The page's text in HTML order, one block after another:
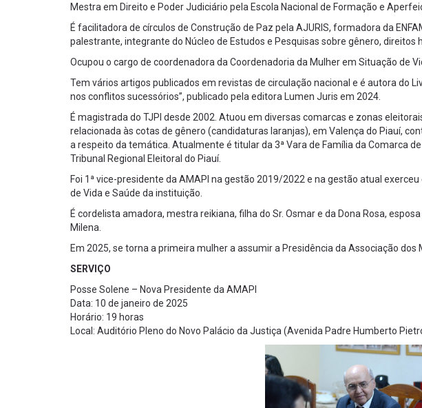
Mestra em Direito e Poder Judiciário pela Escola Nacional de Formação e
É facilitadora de círculos de Construção de Paz pela AJURIS, formadora da
palestrante, integrante do Núcleo de Estudos e Pesquisas sobre gênero, direitos
Ocupou o cargo de coordenadora da Coordenadoria da Mulher em Situação de
Tem vários artigos publicados em revistas de circulação nacional e é autora do
nos conflitos sucessórios”, publicado pela editora Lumen Juris em 2024.
É magistrada do TJPI desde 2002. Atuou em diversas comarcas e zonas
relacionada às cotas de gênero (candidaturas laranjas), em Valença do Piauí,
a respeito da temática. Atualmente é titular da 3ª Vara de Família da Comarca
Tribunal Regional Eleitoral do Piauí.
Foi 1ª vice-presidente da AMAPI na gestão 2019/2022 e na gestão atual
de Vida e Saúde da instituição.
É cordelista amadora, mestra reikiana, filha do Sr. Osmar e da Dona Rosa,
Milena.
Em 2025, se torna a primeira mulher a assumir a Presidência da Associação dos
SERVIÇO
Posse Solene – Nova Presidente da AMAPI
Data: 10 de janeiro de 2025
Horário: 19 horas
Local: Auditório Pleno do Novo Palácio da Justiça (Avenida Padre Humberto